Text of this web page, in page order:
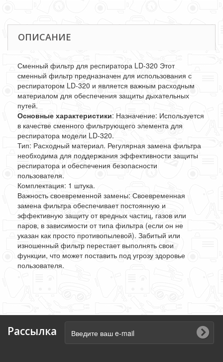
ОПИСАНИЕ
Сменный фильтр для респиратора LD-320 Этот
сменный фильтр предназначен для использования с
респиратором LD-320 и является важным расходным
материалом для обеспечения защиты дыхательных
путей.
Основные характеристики: Назначение: Используется
в качестве сменного фильтрующего элемента для
респиратора модели LD-320.
Тип: Расходный материал. Регулярная замена фильтра
необходима для поддержания эффективности защиты
респиратора и обеспечения безопасности
пользователя.
Комплектация: 1 штука.
Важность своевременной замены: Своевременная
замена фильтра обеспечивает постоянную и
эффективную защиту от вредных частиц, газов или
паров, в зависимости от типа фильтра (если он не
указан как просто противопылевой). Забитый или
изношенный фильтр перестает выполнять свои
функции, что может поставить под угрозу здоровье
пользователя.
Рассылка